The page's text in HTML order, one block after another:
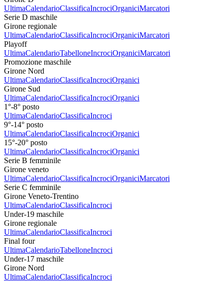
UltimaCalendarioClassificaIncrociOrganiciMarcatori
Serie D maschile
Girone regionale
UltimaCalendarioClassificaIncrociOrganiciMarcatori
Playoff
UltimaCalendarioTabelloneIncrociOrganiciMarcatori
Promozione maschile
Girone Nord
UltimaCalendarioClassificaIncrociOrganici
Girone Sud
UltimaCalendarioClassificaIncrociOrganici
1°-8° posto
UltimaCalendarioClassificaIncroci
9°-14° posto
UltimaCalendarioClassificaIncrociOrganici
15°-20° posto
UltimaCalendarioClassificaIncrociOrganici
Serie B femminile
Girone veneto
UltimaCalendarioClassificaIncrociOrganiciMarcatori
Serie C femminile
Girone Veneto-Trentino
UltimaCalendarioClassificaIncroci
Under-19 maschile
Girone regionale
UltimaCalendarioClassificaIncroci
Final four
UltimaCalendarioTabelloneIncroci
Under-17 maschile
Girone Nord
UltimaCalendarioClassificaIncroci